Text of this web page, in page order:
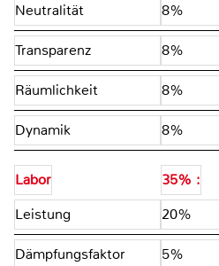
Neutralität 8%
Transparenz 8%
Räumlichkeit 8%
Dynamik 8%
Labor
35% :
Leistung
20%
Dämpfungsfaktor 5%